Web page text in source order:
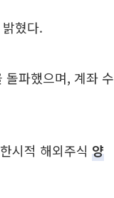
혔다.
돌파했으며, 계좌 수
시적 해외주식 양